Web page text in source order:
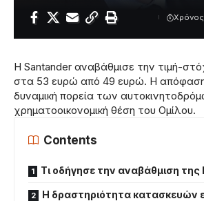
Η Santander αναβάθμισε την τιμή-
στα 53 ευρώ από 49 ευρώ. Η απόφαση
δυναμική πορεία των
χρηματοοικονομική θέση του Ομίλου.
Contents
Τι οδήγησε την αναβάθμιση
Η δραστηριότητα κατασκευών